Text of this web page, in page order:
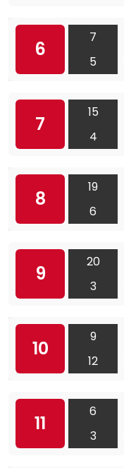
6
7
5
7
15
4
8
19
6
9
20
3
10
9
12
11
6
3